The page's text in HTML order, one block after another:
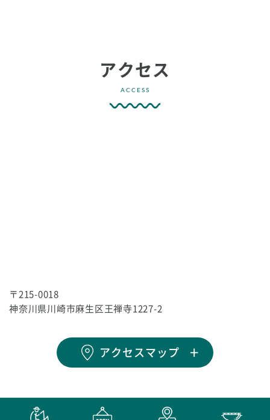
アクセス
ACCESS
〒215-0018
神奈川県川崎市麻生区王禅寺1227-2
アクセスマップ